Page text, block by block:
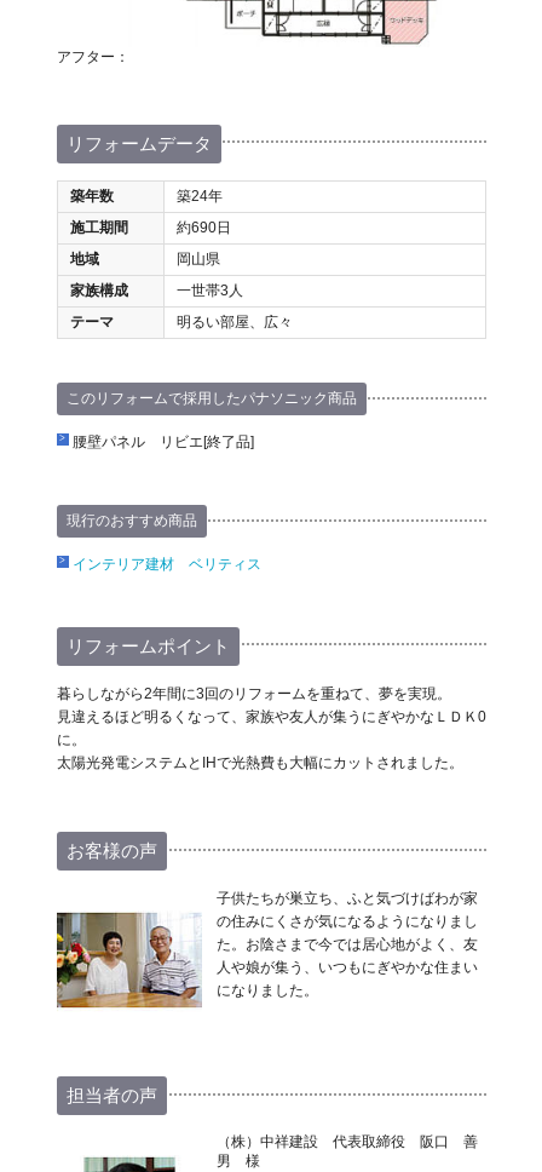
アフター：
リフォームデータ
築年数
築24年
施工期間
約690日
地域
岡山県
家族構成
一世帯3人
テーマ
明るい部屋、広々
このリフォームで採用したパナソニック商品
腰壁パネル リビエ[終了品]
現行のおすすめ商品
インテリア建材 ベリティス
リフォームポイント
暮らしながら2年間に3回のリフォームを重ねて、夢を実現。
見違えるほど明るくなって、家族や友人が集うにぎやかなＬＤＫ0
に。
太陽光発電システムとIHで光熱費も大幅にカットされました。
お客様の声
子供たちが巣立ち、ふと気づけばわが家
の住みにくさが気になるようになりまし
た。お陰さまで今では居心地がよく、友
人や娘が集う、いつもにぎやかな住まい
になりました。
担当者の声
（株）中祥建設 代表取締役 阪口 善
男 様